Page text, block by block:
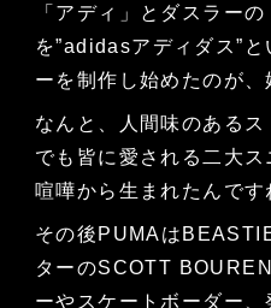
「アディ」とダスラー
を”adidasアディダス”
ーを制作し始めたのが、
なんと、人間味のある
でも皆に愛される二大
喧嘩から生まれたんです
その後PUMAは
ターのSCOTT
ーやスケートボーダー